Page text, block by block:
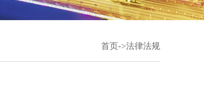
首页 ->法律法规